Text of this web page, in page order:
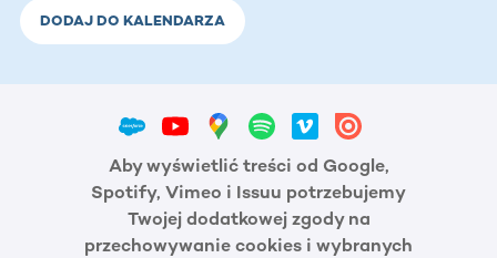
DODAJ DO KALENDARZA
Aby wyświetlić treści od Google,
Spotify, Vimeo i Issuu potrzebujemy
Twojej dodatkowej zgody na
przechowywanie cookies i wybranych